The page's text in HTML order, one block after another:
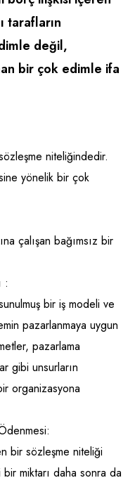
tarafların
değil,
bir çok edimle ifa
niteliğindedir.
yönelik bir çok
çalışan bağımsız bir
:
bir iş modeli ve
pazarlanmaya uygun
pazarlama
gibi unsurların
organizasyona
bir sözleşme niteliği
miktarı daha sonra da